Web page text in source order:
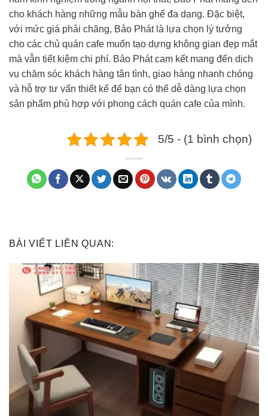
cho khách hàng những mẫu bàn ghế đa dạng. Đặc biệt,
với mức giá phải chăng, Bảo Phát là lựa chọn lý tưởng
cho các chủ quán cafe muốn tạo dựng không gian đẹp mắt
mà vẫn tiết kiệm chi phí. Bảo Phát cam kết mang đến dịch
vụ chăm sóc khách hàng tận tình, giao hàng nhanh chóng
và hỗ trợ tư vấn thiết kế để bạn có thể dễ dàng lựa chọn
sản phẩm phù hợp với phong cách quán cafe của mình.
5/5 - (1 bình chọn)
BÀI VIẾT LIÊN QUAN: